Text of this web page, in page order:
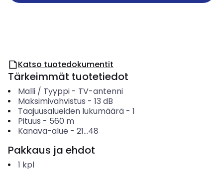
Katso tuotedokumentit
Tärkeimmät tuotetiedot
Malli / Tyyppi- TV-antenni
Maksimivahvistus - 13 dB
Taajuusalueiden lukumäärä- 1
Pituus - 560 m
Kanava-alue - 21...48
Pakkaus ja ehdot
1 kpl